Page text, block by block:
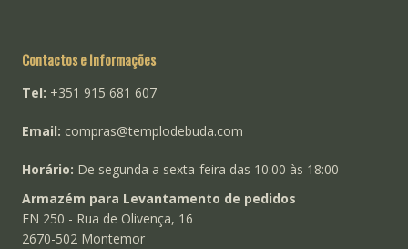
Contactos e Informações
Tel: +351 915 681 607
Email: compras@templodebuda.com
Horário: De segunda a sexta-feira das 10:00 às 18:00
Armazém para Levantamento de pedidos
EN 250 - Rua de Olivença, 16
2670-502 Montemor